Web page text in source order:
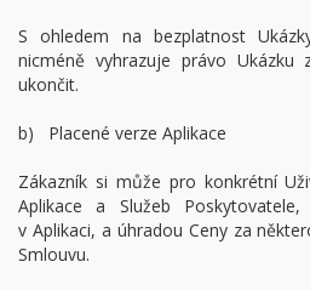
S ohledem na bezplatnost
nicméně vyhrazuje právo Ukázku
ukončit.
b) Placené verze Aplikace
Zákazník si může pro konkrétní
Aplikace a Služeb
v Aplikaci, a úhradou Ceny za
Smlouvu.